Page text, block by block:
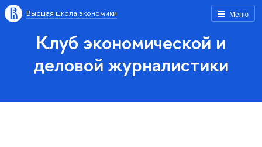
Меню
Высшая школа экономики
Клуб экономической и
деловой журналистики